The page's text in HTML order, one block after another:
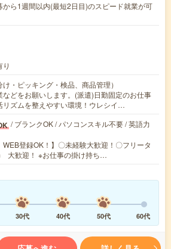
から1週間以内(最短2日目)のスピード就業が可
・ピッキング・検品、商品管理）
などをお願いします。(派遣)日勤固定のお仕事
リズムを整えやすい環境！ウレシイ…
/ ブランクOK / パソコンスキル不要 / 英語力
WEB登録OK！】〇未経験大歓迎！〇フリータ
大歓迎！ ※お仕事の掛け持ち…
30代 40代 50代 60代